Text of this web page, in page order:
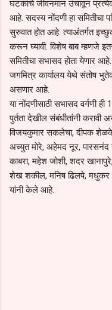
घटकांचे जीवनमान उंचावून
आहे. सदस्य नोंदणी हा समितीचा
सुरुवात होत आहे. त्याअंतर्गत
करून घ्यावी. विशेष बाब म्हणजे
समितीचा सभासद होता येणार
जगमित्र कार्यालय येथे संतोष
असणार आहे.
या नोंदणीसाठी सभासद वर्गणी
पुर्तता देखील संबंधीतांनी करावी
विजयकुमार सकलेचा, दीपक
अच्युत मोरे, अहेमद नूर,
काबरा, महेश जोशी, शदर
शेख शकील, मनिष ढिलपे, मधुकर
यांनी केले आहे.